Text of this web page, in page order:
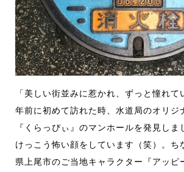
「美しい街並みに惹かれ、ずっと憧れて
年前に初めて訪れた時、水道局のオリジ
『くらっぴぃ』のマンホールを発見しま
けっこう怖い顔をしています（笑）。ち
県上尾市のご当地キャラクター『アッピ